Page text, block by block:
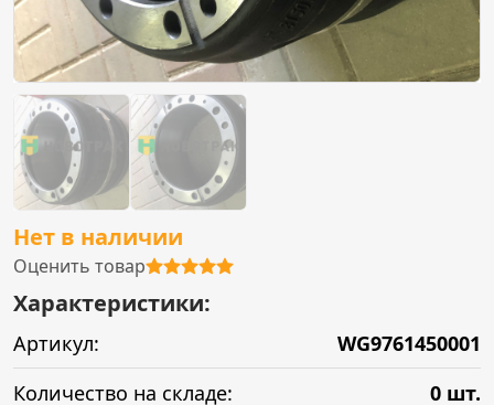
Нет в наличии
Оценить товар
Характеристики:
Артикул:
WG9761450001
Количество на складе:
0 шт.